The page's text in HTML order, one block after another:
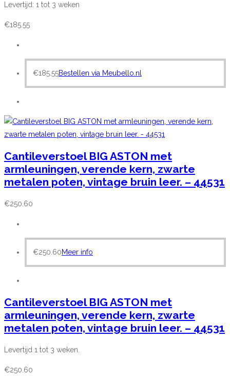
Levertijd: 1 tot 3 weken
€185.55
€185.55Bestellen via Meubello.nl
Cantileverstoel BIG ASTON met
armleuningen, verende kern, zwarte
metalen poten, vintage bruin leer. – 44531
€250.60
€250.60Meer info
Cantileverstoel BIG ASTON met
armleuningen, verende kern, zwarte
metalen poten, vintage bruin leer. – 44531
Levertijd 1 tot 3 weken.
€250.60